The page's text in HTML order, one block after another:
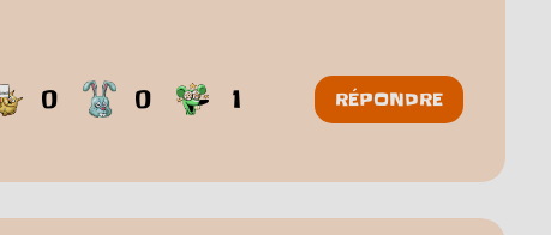
0 0 1 RÉPONDRE